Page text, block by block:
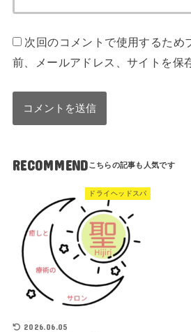
次回のコメントで使用するため
前、メールアドレス、サイトを保
RECOMMEND
ドライヘッドスパ
2026.06.05